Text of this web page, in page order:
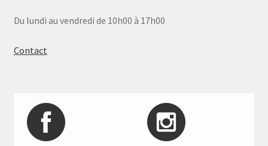
Du lundi au vendredi de 10h00 à 17h00
Contact